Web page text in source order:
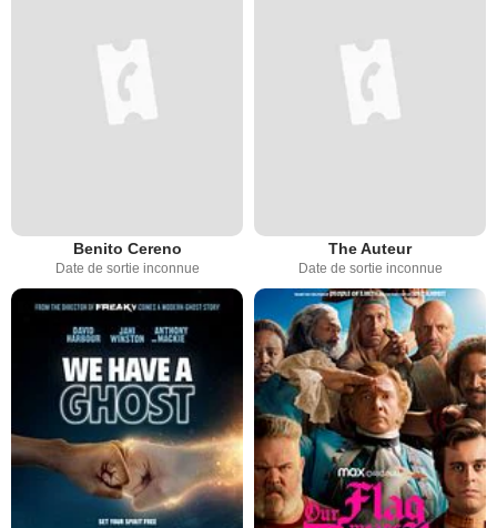
Benito Cereno
Date de sortie inconnue
The Auteur
Date de sortie inconnue